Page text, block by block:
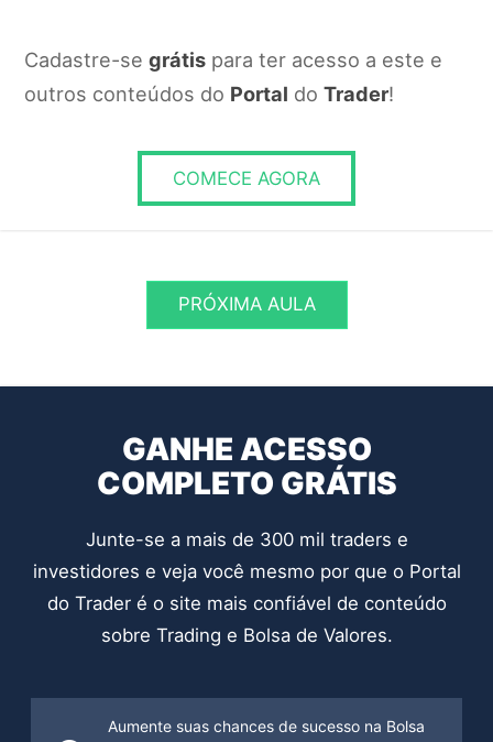
Com lotes posicionados na venda sendo
RESPONDER
Cadastre-se grátispara ter acesso a este e
outros conteúdos do Portal do Trader!
COMECE AGORA
PRÓXIMA AULA
GANHE ACESSO
COMPLETO GRÁTIS
Junte-se a mais de 300 mil traders e
investidores e veja você mesmo por que o Portal
do Trader é o site mais confiável de conteúdo
sobre Trading e Bolsa de Valores.
Aumente suas chances de sucesso na Bolsa